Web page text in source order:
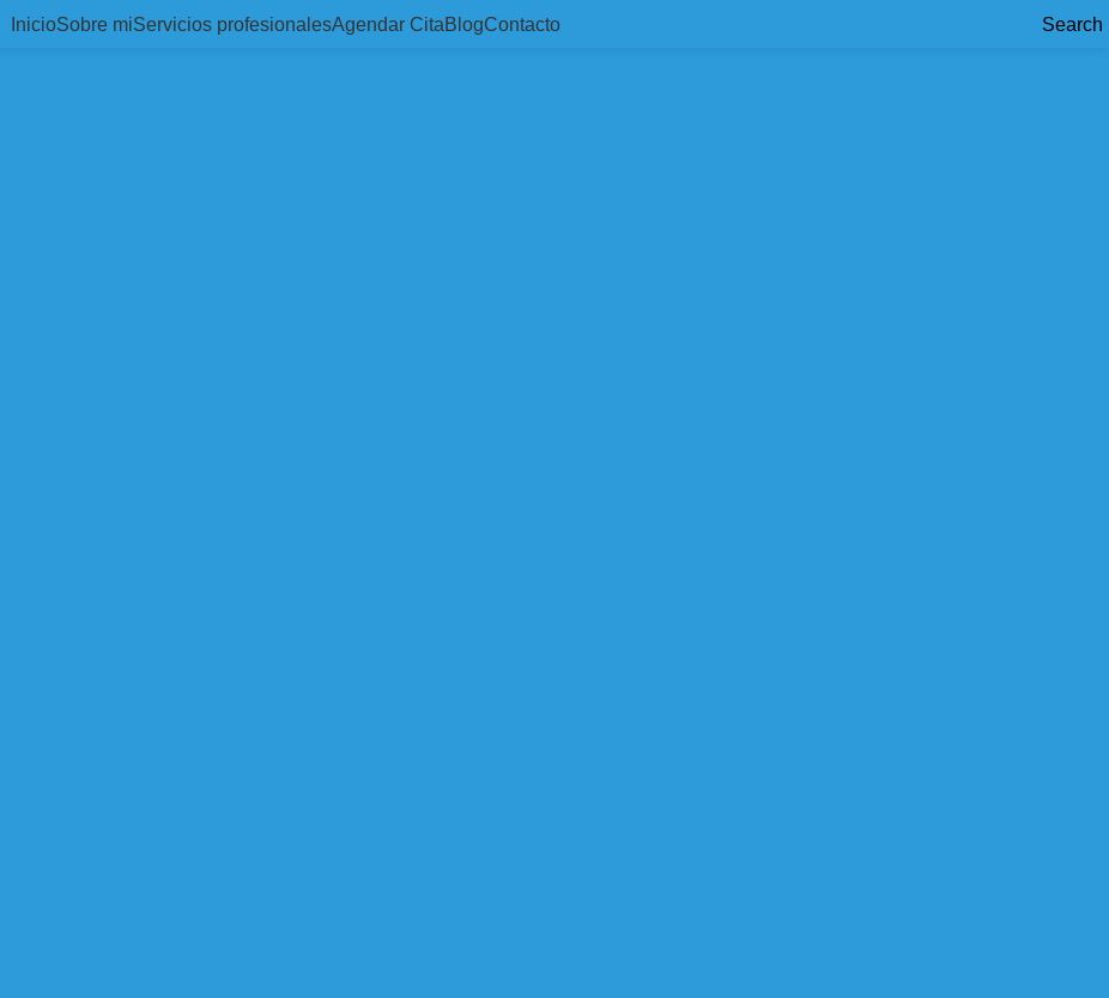
InicioSobre miServicios profesionalesAgendar CitaBlogContacto Search
estoy comprometido a brindarte la mejor atención y los tratamientos más avanzados. Descubre